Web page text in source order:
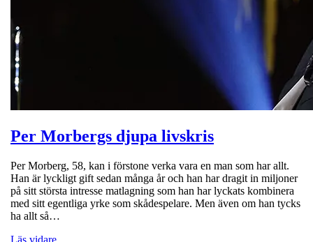
Per Morbergs djupa livskris
Per Morberg, 58, kan i förstone verka vara en man som har allt.
Han är lyckligt gift sedan många år och han har dragit in miljoner
på sitt största intresse matlagning som han har lyckats kombinera
med sitt egentliga yrke som skådespelare. Men även om han tycks
ha allt så…
Läs vidare